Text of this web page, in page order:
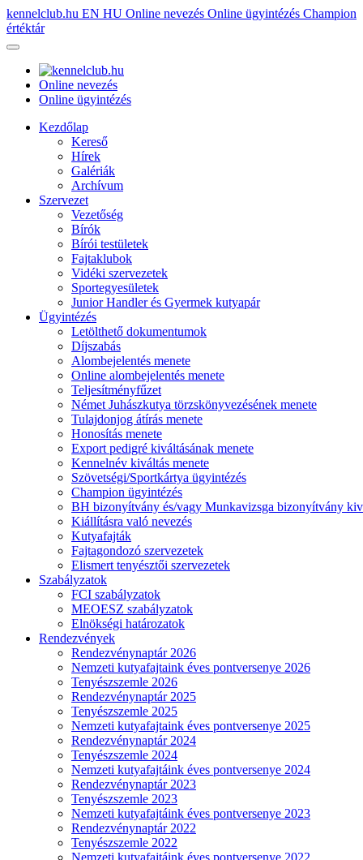
kennelclub.hu EN HU Online nevezés Online ügyintézés Champion
értéktár
Online nevezés
Online ügyintézés
Kezdőlap
Kereső
Hírek
Galériák
Archívum
Szervezet
Vezetőség
Bírók
Bírói testületek
Fajtaklubok
Vidéki szervezetek
Sportegyesületek
Junior Handler és Gyermek kutyapár
Ügyintézés
Letölthető dokumentumok
Díjszabás
Alombejelentés menete
Online alombejelentés menete
Teljesítményfűzet
Német Juhászkutya törzskönyvezésének menete
Tulajdonjog átírás menete
Honosítás menete
Export pedigré kiváltásának menete
Kennelnév kiváltás menete
Szövetségi/Sportkártya ügyintézés
Champion ügyintézés
BH bizonyítvány és/vagy Munkavizsga bizonyítvány
Kiállításra való nevezés
Kutyafajták
Fajtagondozó szervezetek
Elismert tenyésztői szervezetek
Szabályzatok
FCI szabályzatok
MEOESZ szabályzatok
Elnökségi határozatok
Rendezvények
Rendezvénynaptár 2026
Nemzeti kutyafajtaink éves pontversenye 2026
Tenyészszemle 2026
Rendezvénynaptár 2025
Tenyészszemle 2025
Nemzeti kutyafajtaink éves pontversenye 2025
Rendezvénynaptár 2024
Tenyészszemle 2024
Nemzeti kutyafajtáink éves pontversenye 2024
Rendezvénynaptár 2023
Tenyészszemle 2023
Nemzeti kutyafajtáink éves pontversenye 2023
Rendezvénynaptár 2022
Tenyészszemle 2022
Nemzeti kutyafajtáink éves pontversenye 2022